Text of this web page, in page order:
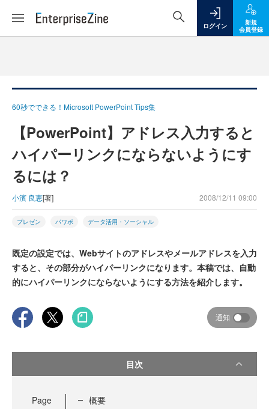
ログイン
新規
会員登録
60秒でできる！Microsoft PowerPoint Tips集
【PowerPoint】アドレス入力すると
ハイパーリンクにならないようにす
るには？
小濱 良恵[著] 2008/12/11 09:00
プレゼン パワポ データ活用・ソーシャル
既定の設定では、Webサイトのアドレスやメールアドレスを入力
すると、その部分がハイパーリンクになります。本稿では、自動
的にハイパーリンクにならないようにする方法を紹介します。
通知
目次
Page
概要